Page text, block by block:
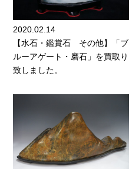
2020.02.14
【水石・鑑賞石 その他】「ブ
ルーアゲート・磨石」を買取り
致しました。